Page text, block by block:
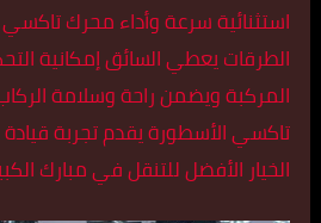
استثنائية سرعة وأداء محرك
الطرقات يعطي السائق إمكانية
المركبة ويضمن راحة وسلامة
تاكسي الأسطورة يقدم تجربة
الخيار الأفضل للتنقل في مبارك